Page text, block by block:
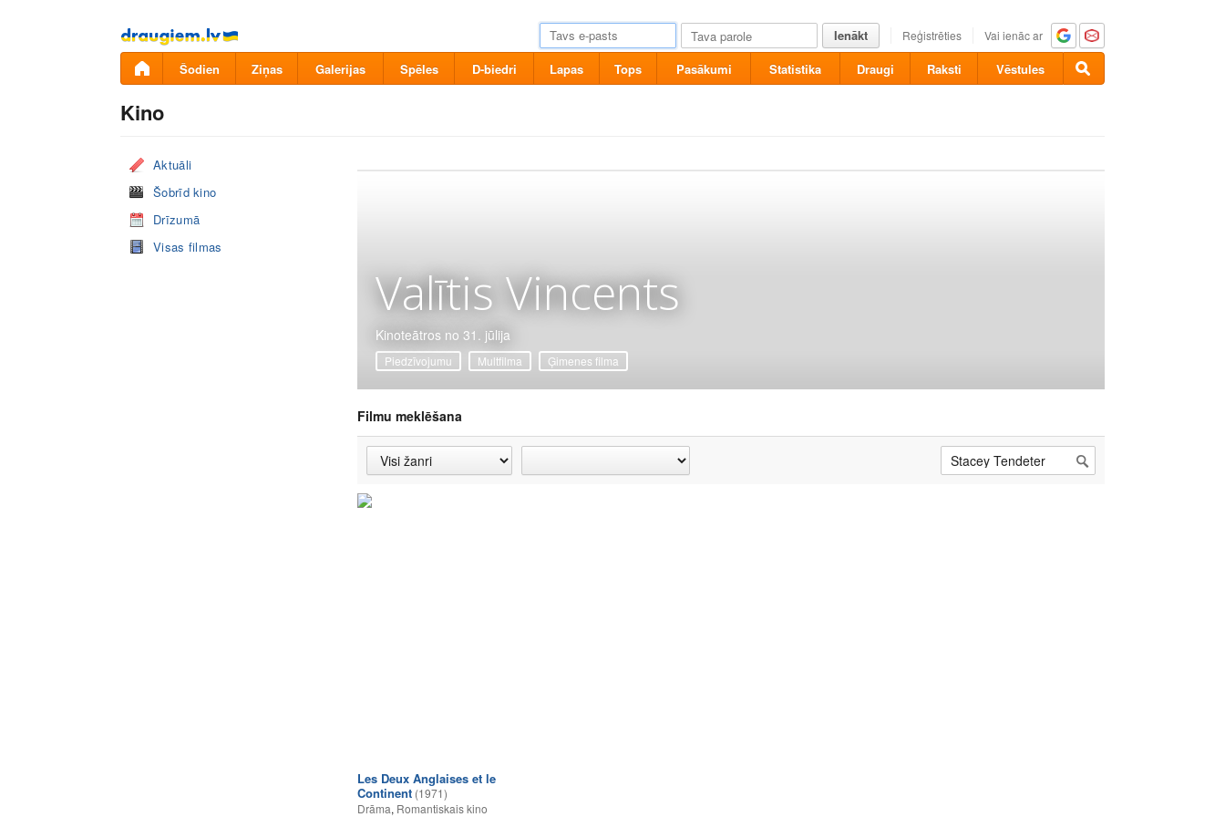
Pāriet
uz
saturu
Ienākt Reģistrēties Vai ienāc ar
Šodien Ziņas Galerijas Spēles D-biedri Lapas Tops Pasākumi Statistika Draugi Raksti Vēstules
Kino
Aktuāli
Šobrīd kino
Drīzumā
Visas filmas
Valītis Vincents
Kinoteātros no 31. jūlija
Piedzīvojumu Multfilma Ģimenes filma
Filmu meklēšana
Les Deux Anglaises et le
Continent (1971)
Drāma, Romantiskais kino